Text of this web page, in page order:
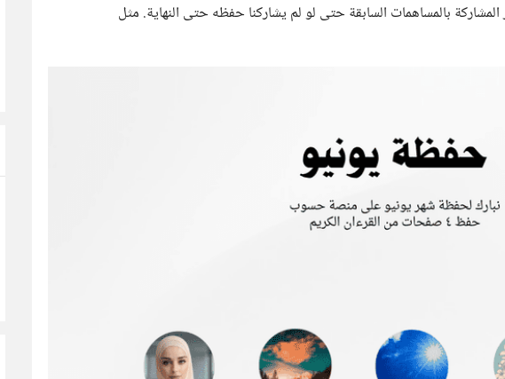
بالمساهمات السابقة حتى لو لم يشاركنا حفظه حتى النهاية. مثل